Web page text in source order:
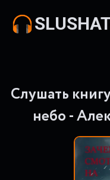
Слушать
небо -